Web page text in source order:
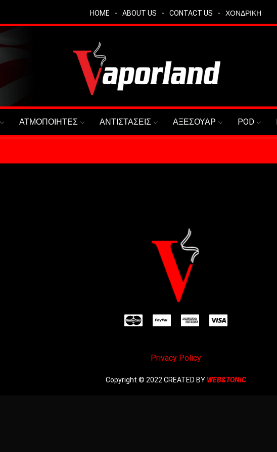
HOME ABOUT US CONTACT US ΧΟΝΔΡΙΚΗ
ΑΤΜΟΠΟΙΗΤΕΣ ΑΝΤΙΣΤΑΣΕΙΣ ΑΞΕΣΟΥΑΡ POD
Privacy Policy
Copyright © 2022 CREATED BY WEB&TONiC